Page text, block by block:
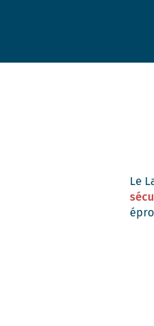
Le